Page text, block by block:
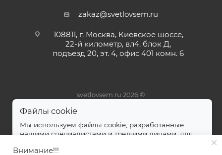
zakaz@svetlovsem.ru
108811, г. Москва, Киевское шоссе,
22-й километр, вл4, блок Д,
подъезд 20, эт. 4, офис 401 комн. 6
svetlovsem.ru 2026 ©
Внимание!!!
Файлы cookie
Мы используем файлы cookie, разработанные
нашими специалистами и третьими лицами, для